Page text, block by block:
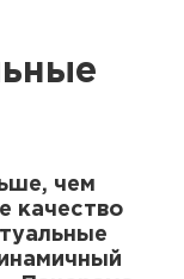
чем
качество